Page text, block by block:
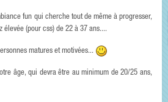
fun qui cherche tout de même à progresser,
élevée (pour css) de 22 à 37 ans....
matures et motivées...
âge, qui devra être au minimum de 20/25 ans,